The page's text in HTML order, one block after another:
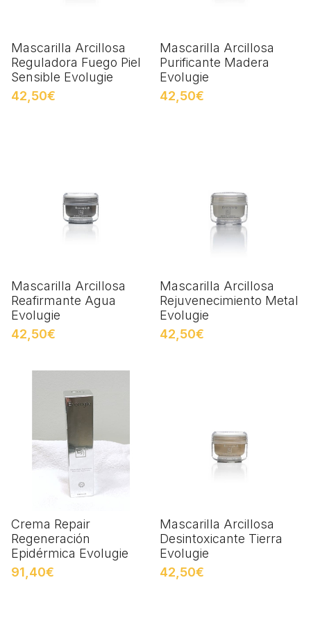
Mascarilla Arcillosa
Reguladora Fuego Piel
Sensible Evolugie
42,50€
Mascarilla Arcillosa
Purificante Madera
Evolugie
42,50€
Mascarilla Arcillosa
Reafirmante Agua
Evolugie
42,50€
Mascarilla Arcillosa
Rejuvenecimiento Metal
Evolugie
42,50€
Crema Repair
Regeneración
Epidérmica Evolugie
91,40€
Mascarilla Arcillosa
Desintoxicante Tierra
Evolugie
42,50€